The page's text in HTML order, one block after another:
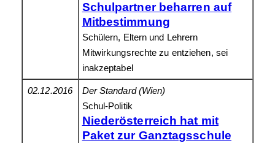
Schulpartner beharren auf
Mitbestimmung
Schülern, Eltern und Lehrern
Mitwirkungsrechte zu entziehen, sei
inakzeptabel
02.12.2016
Der Standard (Wien)
Schul-Politik
Niederösterreich hat mit
Paket zur Ganztagsschule